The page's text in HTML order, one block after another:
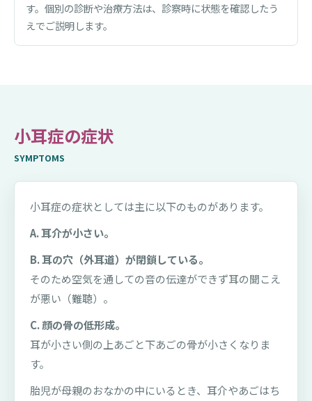
す。個別の診断や治療方法は、診察時に状態を確認したう
えでご説明します。
小耳症の症状
SYMPTOMS
小耳症の症状としては主に以下のものがあります。
A. 耳介が小さい。
B. 耳の穴（外耳道）が閉鎖している。
そのため空気を通しての音の伝達ができず耳の聞こえ
が悪い（難聴）。
C. 顔の骨の低形成。
耳が小さい側の上あごと下あごの骨が小さくなりま
す。
胎児が母親のおなかの中にいるとき、耳介やあごはち